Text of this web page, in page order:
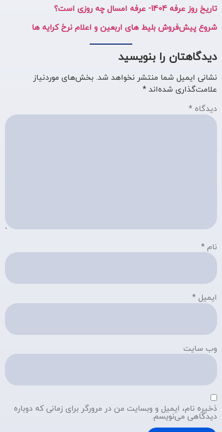
تاریخ روز عرفه 1404- عرفه امسال چه روزی است؟
شروع پیش‌فروش بلیط های اربعین و اعلام نرخ کرایه ها
دیدگاهتان را بنویسید
نشانی ایمیل شما منتشر نخواهد شد. بخش‌های موردنیاز
علامت‌گذاری شده‌اند *
دیدگاه *
نام *
ایمیل *
وب‌ سایت
ذخیره نام، ایمیل و وبسایت من در مرورگر برای زمانی که دوباره
دیدگاهی می‌نویسم.